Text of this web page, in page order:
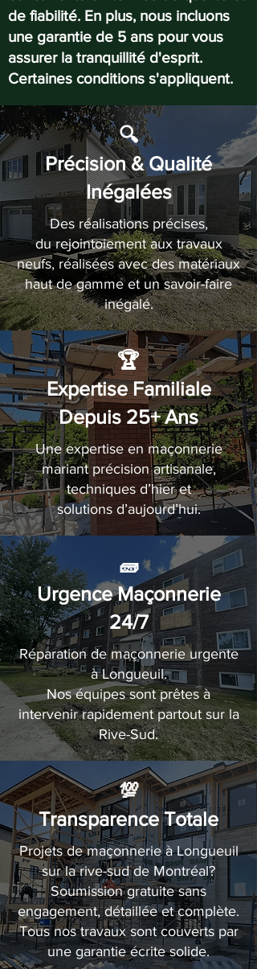
de fiabilité. En plus, nous incluons
une garantie de 5 ans pour vous
assurer la tranquillité d'esprit.
Certaines conditions s'appliquent.
🔍
Précision & Qualité
Inégalées
Des réalisations précises,
du rejointoiement aux travaux
neufs, réalisées avec des matériaux
haut de gamme et un savoir-faire
inégalé.
🏆
Expertise Familiale
Depuis 25+ Ans
Une expertise en maçonnerie
mariant précision artisanale,
techniques d’hier et
solutions d’aujourd’hui.
🧱
Urgence Maçonnerie
24/7
Réparation de maçonnerie urgente
à Longueuil.
Nos équipes sont prêtes à
intervenir rapidement partout sur la
Rive-Sud.
💯
Transparence Totale
Projets de maçonnerie à Longueuil
sur la rive-sud de Montréal?
Soumission gratuite sans
engagement, détaillée et complète.
Tous nos travaux sont couverts par
une garantie écrite solide.